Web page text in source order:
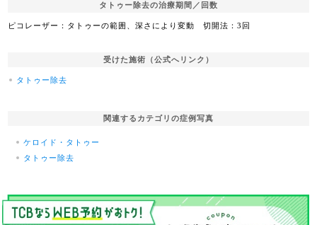
タトゥー除去の治療期間／回数
ピコレーザー：タトゥーの範囲、深さにより変動 切開法：3回
受けた施術（公式へリンク）
タトゥー除去
関連するカテゴリの症例写真
ケロイド・タトゥー
タトゥー除去